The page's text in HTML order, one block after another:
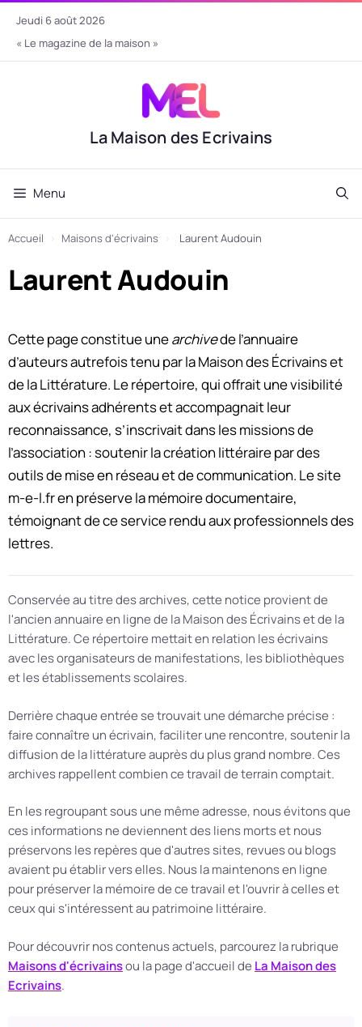
jeudi 6 août 2026
« Le magazine de la maison »
La Maison des Ecrivains
Menu
Accueil Maisons d'écrivains Laurent Audouin
Laurent Audouin
Cette page constitue unearchivede l’annuaire
d’auteurs autrefois tenu par la Maison des Écrivains et
de la Littérature. Le répertoire, qui offrait une visibilité
aux écrivains adhérents et accompagnait leur
reconnaissance, s’inscrivait dans les missions de
l’association : soutenir la création littéraire par des
outils de mise en réseau et de communication. Le site
m-e-l.fr en préserve la mémoire documentaire,
témoignant de ce service rendu aux professionnels des
lettres.
Conservée au titre des archives, cette notice provient de
l'ancien annuaire en ligne de la Maison des Écrivains et de la
Littérature. Ce répertoire mettait en relation les écrivains
avec les organisateurs de manifestations, les bibliothèques
et les établissements scolaires.
Derrière chaque entrée se trouvait une démarche précise :
faire connaître un écrivain, faciliter une rencontre, soutenir la
diffusion de la littérature auprès du plus grand nombre. Ces
archives rappellent combien ce travail de terrain comptait.
En les regroupant sous une même adresse, nous évitons que
ces informations ne deviennent des liens morts et nous
préservons les repères que d'autres sites, revues ou blogs
avaient pu établir vers elles. Nous la maintenons en ligne
pour préserver la mémoire de ce travail et l'ouvrir à celles et
ceux qui s'intéressent au patrimoine littéraire.
Pour découvrir nos contenus actuels, parcourez la rubrique
Maisons d'écrivainsou la page d'accueil de La Maison des
Ecrivains.